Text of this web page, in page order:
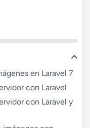
en Laravel 7
con Laravel
con Laravel y